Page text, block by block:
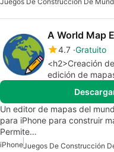
A World Map
4.7 Gratuito
<h2>Creación
edición de
Un editor de mapas del
para iPhone para construir
Permite…
iPhoneJuegos De Construcción